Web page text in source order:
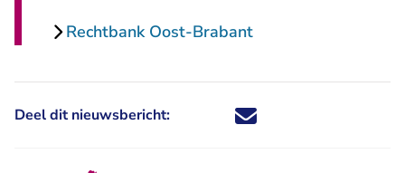
Rechtbank Oost-Brabant
Deel dit nieuwsbericht: Deel dit nieuwsbericht via X -
Deel dit nieuwsbericht via
Deel dit nieuwsbericht
Deel dit